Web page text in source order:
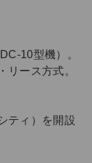
10型機）。
リース方式。
ティ）を開設